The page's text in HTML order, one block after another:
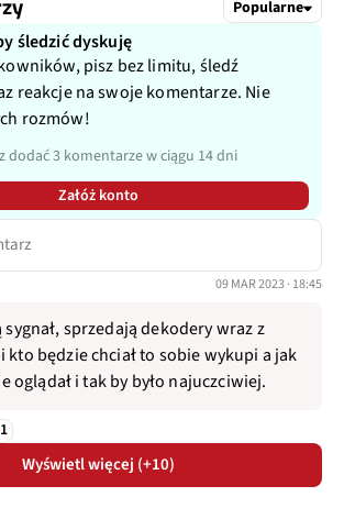
Popularne
śledzić dyskuję
pisz bez limitu, śledź
reakcje na swoje komentarze. Nie
rozmów!
dodać 3 komentarze w ciągu 14 dni
Załóż konto
09 MAR 2023 · 18:45
sprzedają dekodery wraz z
kto będzie chciał to sobie wykupi a jak
oglądał i tak by było najuczciwiej.
1
Wyświetl więcej (+10)